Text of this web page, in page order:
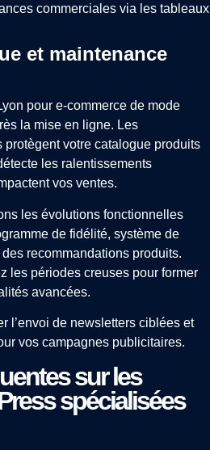
commerciales via les tableaux
et maintenance
pour e-commerce de mode
la mise en ligne. Les
votre catalogue produits
les ralentissements
vos ventes.
les évolutions fonctionnelles
de fidélité, système de
recommandations produits.
les périodes creuses pour former
avancées.
l’envoi de newsletters ciblées et
vos campagnes publicitaires.
sur les
spécialisées